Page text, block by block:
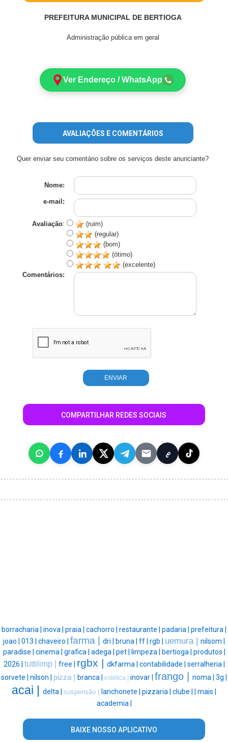
PREFEITURA MUNICIPAL DE BERTIOGA
Administração pública em geral
Ver Endereço / WhatsApp
AVALIAÇÕES E COMENTÁRIOS
Quer enviar seu comentário sobre os serviços deste anunciante?
Nome:
e-mail:
Avaliação:
(ruim)
(regular)
(bom)
(ótimo)
(excelente)
Comentários:
COMPARTILHAR REDES SOCIAIS
borracharia | inova | praia | cachorro | restaurante | padaria | prefeitura |
joao | 013 | chaveiro | farma | dri | bruna | ff | rgb | uemura | nilsom |
paradise | cinema | grafica | adega | pet | limpeza | bertioga | produtos |
2026 | tuttilimp | free | rgbx | dkfarma | contabilidade | serralheria |
sorvete | nilson | pizza | branca | estética | inovar | frango | noma | 3g |
acai | delta | suspensão | lanchonete | pizzaria | clube |
mais |
academia |
BAIXE NOSSO APLICATIVO